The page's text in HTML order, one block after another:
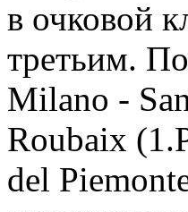
в очковой
третьим.
Milano -
Roubaix
del